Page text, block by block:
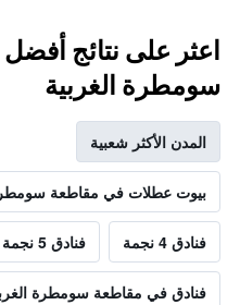
اعثر على نتائج
سومطرة الغربية
المدن الأكثر شعبية
بيوت عطلات في مقاطعة
فنادق 4 نجمة فنادق 5 نجمة
فنادق في مقاطعة سومطرة